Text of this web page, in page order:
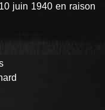
juin 1940 en raison